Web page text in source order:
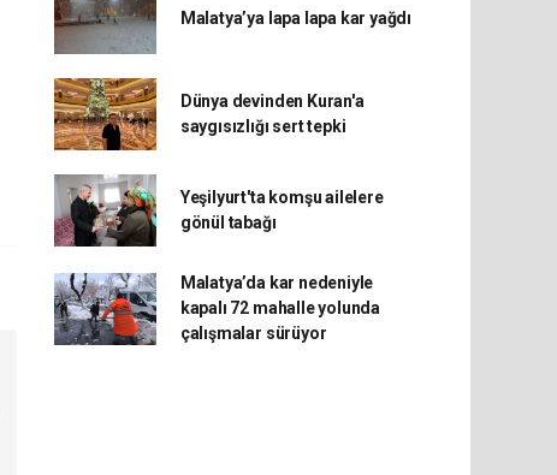
Malatya’ya lapa lapa kar yağdı
Dünya devinden Kuran'a
saygısızlığı sert tepki
Yeşilyurt'ta komşu ailelere
gönül tabağı
Malatya’da kar nedeniyle
kapalı 72 mahalle yolunda
çalışmalar sürüyor